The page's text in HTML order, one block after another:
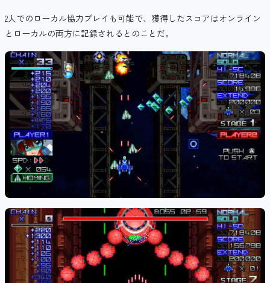
2人でのローカル協力プレイも可能で、獲得したスコアはオンライン
とローカルの両方に記録されるとのことだ。